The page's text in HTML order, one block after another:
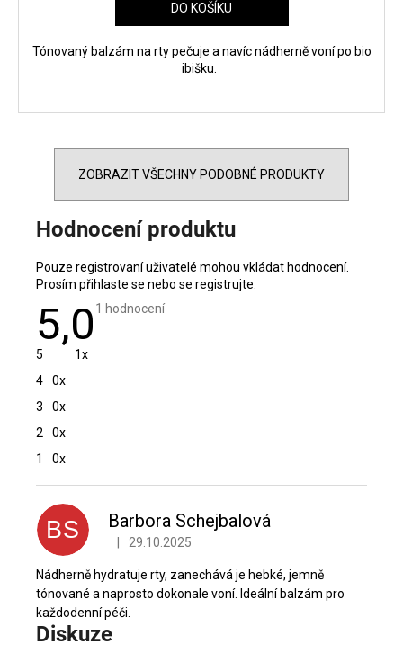
DO KOŠÍKU
Tónovaný balzám na rty pečuje a navíc nádherně voní po bio
ibišku.
ZOBRAZIT VŠECHNY PODOBNÉ PRODUKTY
Hodnocení produktu
Pouze registrovaní uživatelé mohou vkládat hodnocení.
Prosím přihlaste se nebo se registrujte
5,0 Průměrné
1 hodnocení
5
1x
4
0x
3
0x
2
0x
1
0x
p
i
h
o
d
n
BS Barbora Schejbalová
Hodnocení produktu je 5 z 5 hvězdiček.
29.10.2025
Nádherně hydratuje rty, zanechává je hebké, jemně
tónované a naprosto dokonale voní. Ideální balzám pro
každodenní péči.
Diskuze